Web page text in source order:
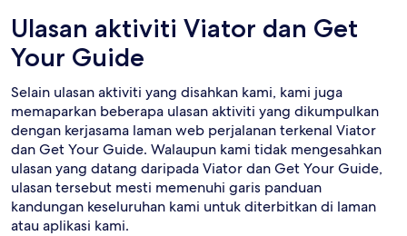
Ulasan aktiviti Viator dan Get
Your Guide
Selain ulasan aktiviti yang disahkan kami, kami juga
memaparkan beberapa ulasan aktiviti yang dikumpulkan
dengan kerjasama laman web perjalanan terkenal Viator
dan Get Your Guide. Walaupun kami tidak mengesahkan
ulasan yang datang daripada Viator dan Get Your Guide,
ulasan tersebut mesti memenuhi garis panduan
kandungan keseluruhan kami untuk diterbitkan di laman
atau aplikasi kami.